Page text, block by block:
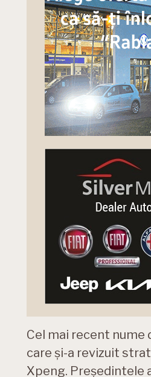
Cel mai recent nume
care și-a revizuit
Xpeng. Președintele